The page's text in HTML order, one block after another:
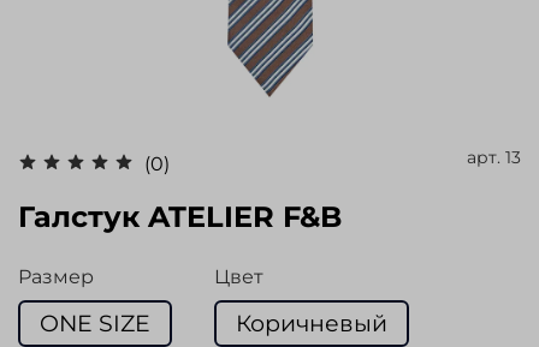
(0) арт. 13
Галстук ATELIER F&B
Размер
ONE SIZE
Цвет
Коричневый